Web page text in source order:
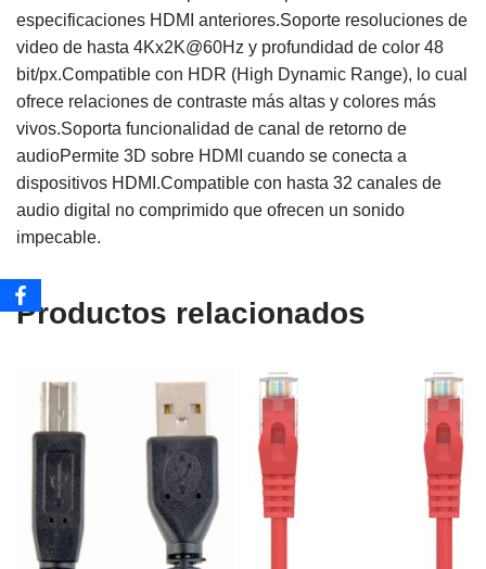
especificaciones HDMI anteriores.Soporte resoluciones de
video de hasta 4Kx2K@60Hz y profundidad de color 48
bit/px.Compatible con HDR (High Dynamic Range), lo cual
ofrece relaciones de contraste más altas y colores más
vivos.Soporta funcionalidad de canal de retorno de
audioPermite 3D sobre HDMI cuando se conecta a
dispositivos HDMI.Compatible con hasta 32 canales de
audio digital no comprimido que ofrecen un sonido
impecable.
Productos relacionados